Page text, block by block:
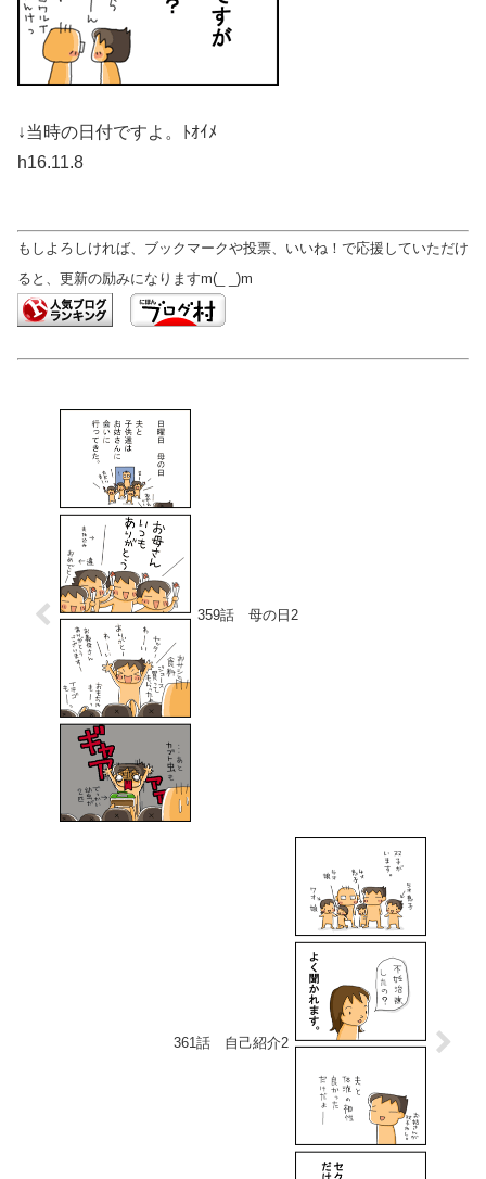
↓当時の日付ですよ。ﾄｵｲﾒ
h16.11.8
もしよろしければ、ブックマークや投票、いいね！で応援していただけ
ると、更新の励みになりますm(_ _)m
359話 母の日2
361話 自己紹介2